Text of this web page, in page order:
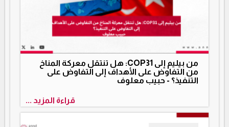
من بيليم إلى COP31: هل تنتقل معركة المناخ
من التفاوض على الأهداف إلى التفاوض على
التنفيذ؟ - حبيب معلوف
قراءة المزيد ...